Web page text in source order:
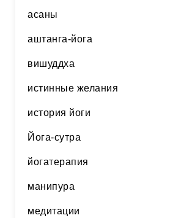
асаны
аштанга-йога
вишуддха
истинные желания
история йоги
Йога-сутра
йогатерапия
манипура
медитации